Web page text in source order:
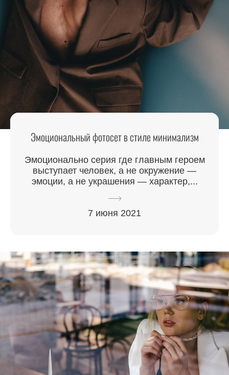
Эмоциональный фотосет в стиле минимализм
Эмоционально серия где главным героем
выступает человек, а не окружение —
эмоции, а не украшения — характер,...
7 июня 2021